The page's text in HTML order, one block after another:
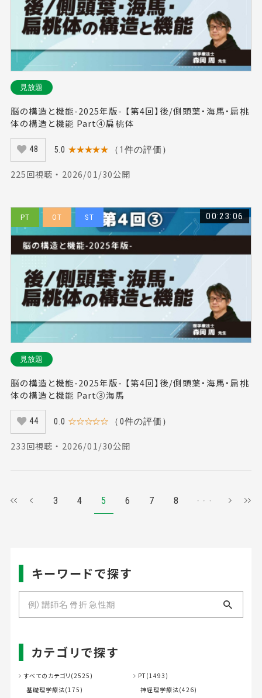
見放題
脳の構造と機能-2025年版- 【第4回】後/側頭葉・海馬・扁桃
体の構造と機能 Part④扁桃体
48 5.0 ★★★★★ （1件の評価）
225回視聴 ・ 2026/01/30公開
PT OT ST 00:23:06
見放題
脳の構造と機能-2025年版- 【第4回】後/側頭葉・海馬・扁桃
体の構造と機能 Part③海馬
44 0.0 ☆☆☆☆☆ （0件の評価）
233回視聴 ・ 2026/01/30公開
3 4 5 6 7 8
キーワードで探す
カテゴリで探す
すべてのカテゴリ(2525)
PT(1493)
基礎理学療法(175)
神経理学療法(426)